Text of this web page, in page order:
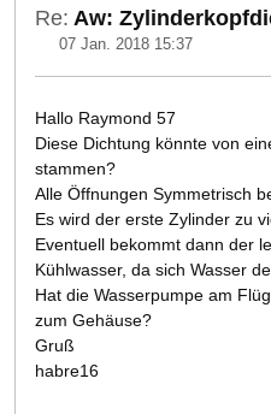
Re: Aw:
07 Jan. 2018 15:37
Hallo Raymond 57
Diese Dichtung könnte von
stammen?
Alle Öffnungen Symmetrisch
Es wird der erste Zylinder zu
Eventuell bekommt dann der
Kühlwasser, da sich Wasser
Hat die Wasserpumpe am
zum Gehäuse?
Gruß
habre16